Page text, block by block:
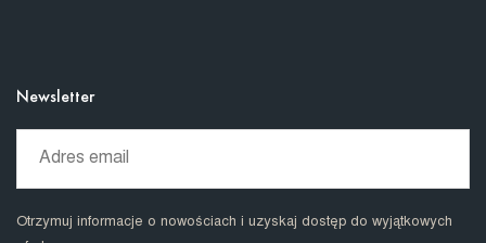
Newsletter
Otrzymuj informacje o nowościach i uzyskaj dostęp do wyjątkowych